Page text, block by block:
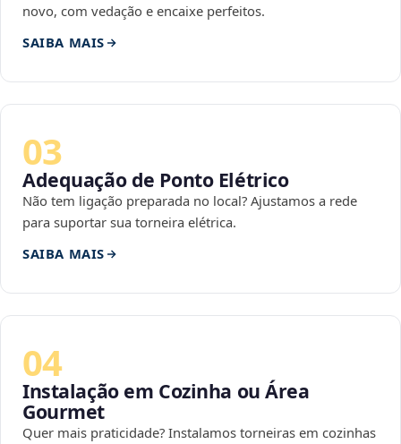
novo, com vedação e encaixe perfeitos.
SAIBA MAIS
03
Adequação de Ponto Elétrico
Não tem ligação preparada no local? Ajustamos a rede
para suportar sua torneira elétrica.
SAIBA MAIS
04
Instalação em Cozinha ou Área
Gourmet
Quer mais praticidade? Instalamos torneiras em cozinhas